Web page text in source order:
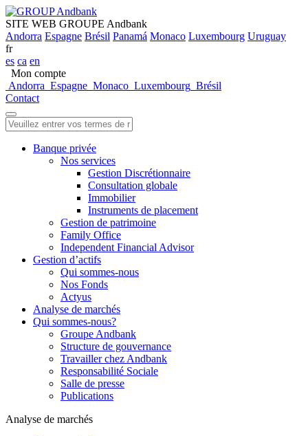
SITE WEB GROUPE Andbank
Andorra Espagne Brésil Panamá Monaco Luxembourg Uruguay
fr
es ca en
Mon compte
Andorra Espagne Monaco Luxembourg Brésil
Contact
Banque privée
Nos services
Gestion Discrétionnaire
Consultation globale
Immobilier
Instruments de placement
Gestion de patrimoine
Family Office
Independent Financial Advisor
Gestion d’actifs
Qui sommes-nous
Nos Fonds
Actyus
Analyse de marchés
Qui sommes-nous?
Groupe Andbank
Structure de gouvernance
Travailler chez Andbank
Responsabilité Sociale
Salle de presse
Publications
Analyse de marchés